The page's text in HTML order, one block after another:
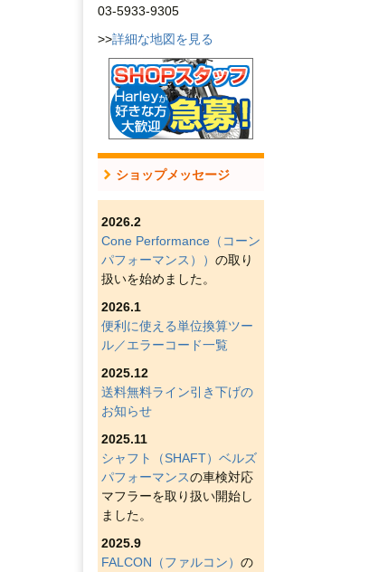
03-5933-9305
>>詳細な地図を見る
ショップメッセージ
2026.2
Cone Performance（コーン
パフォーマンス）） の取り
扱いを始めました。
2026.1
便利に使える単位換算ツー
ル／エラーコード一覧
2025.12
送料無料ライン引き下げの
お知らせ
2025.11
シャフト（SHAFT）ベルズ
パフォーマンスの車検対応
マフラーを取り扱い開始し
ました。
2025.9
FALCON（ファルコン） の